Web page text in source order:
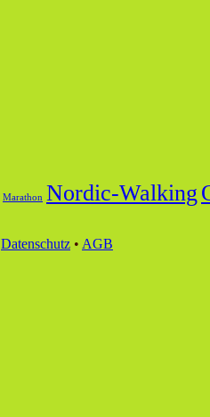
Marathon Nordic-Walking
Datenschutz • AGB